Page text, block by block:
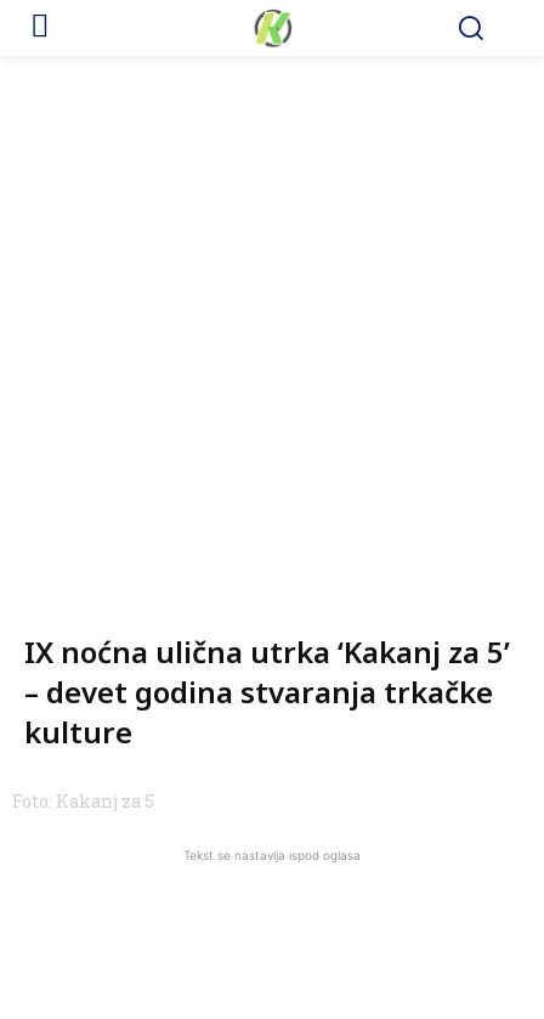
IX noćna ulična utrka ‘Kakanj za 5’
– devet godina stvaranja trkačke
kulture
Foto: Kakanj za 5
Tekst se nastavlja ispod oglasa